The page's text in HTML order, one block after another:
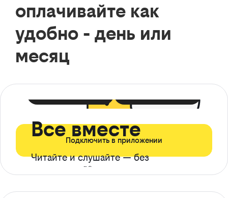
оплачивайте как
удобно - день или
месяц
Все вместе
Читайте и слушайте — без
ограничений*
Подключить в приложении